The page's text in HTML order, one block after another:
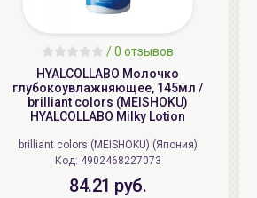
/0 отзывов
HYALCOLLABO Молочко
глубокоувлажняющее, 145мл /
brilliant colors (MEISHOKU)
HYALCOLLABO Milky Lotion
brilliant colors (MEISHOKU) (Япония)
Код: 4902468227073
84.21 руб.